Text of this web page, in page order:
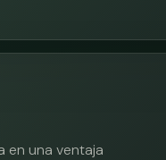
en una ventaja